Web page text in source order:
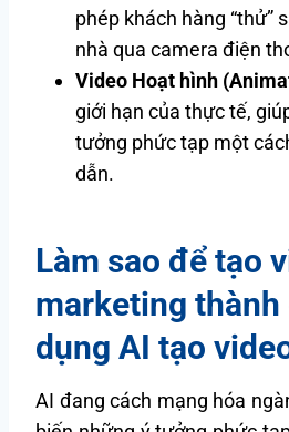
phép khách hàng “thử”
nhà qua camera điện
Video Hoạt hình
giới hạn của thực tế,
tưởng phức tạp một
dẫn.
Làm sao để tạo
marketing thành
dụng AI tạo
AI đang cách mạng hóa